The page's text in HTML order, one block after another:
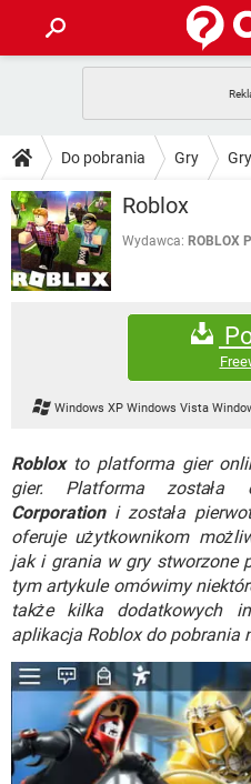
GRY
SPOTIFY
INSTAGRAM
WINDOWS 10
PORADY
PlayStation
GRY
SPOTIFY
DO POBRANIA
ANDROID
GRY
FORUM
INSTAGRAM
INSTAGRAM
WINDOWS 10
Do pobrania Gry
Roblox
Wydawca: ROBLOX
Windows XP Windows Vista
Robloxto platforma gier
gier. Platforma została
Corporationi została
oferuje użytkownikom
jak i grania w gry stworzone
tym artykule omówimy
także kilka dodatkowych
aplikacja Roblox do pobrania